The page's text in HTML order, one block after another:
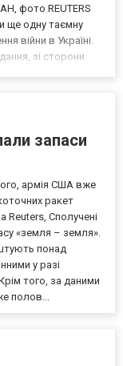
фото REUTERS
ще одну таємну
війни в Україні.
зі сторони
запаси
армія США вже
ракет
Reuters, Сполучені
«земля – земля».
понад
у разі
того, за даними
полов...